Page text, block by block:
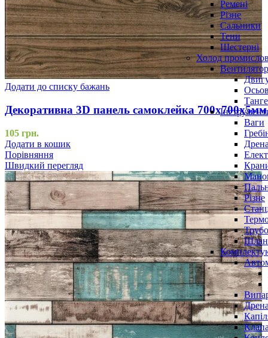
Ремені
Різне
Сальники
Тени
Шестерні
Холод
Ваги
Різне
Додати до списку бажань
Декоративна 3D панель самоклейка
105 грн.
Додати в кошик
Порівняння
Швидкий перегляд